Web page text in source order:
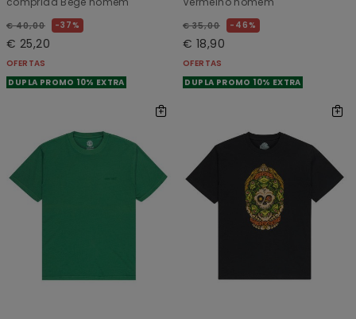
€ 40,00 37%
€ 25,20
OFERTAS
DUPLA PROMO 10% EXTRA
€ 35,00 46%
€ 18,90
OFERTAS
DUPLA PROMO 10% EXTRA